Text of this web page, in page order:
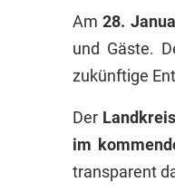
Am28.
und Gäste.
zukünftige
Der Landkreis
im
transparent